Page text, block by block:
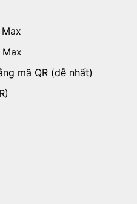
mã QR (dễ nhất)